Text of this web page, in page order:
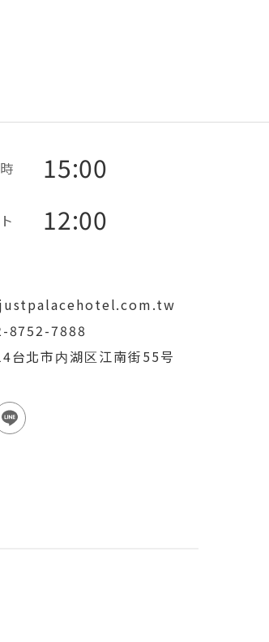
15:00
12:00
8752-7888
台北市内湖区江南街55号